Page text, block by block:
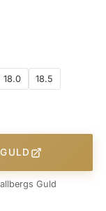
18.0 18.5
Guld